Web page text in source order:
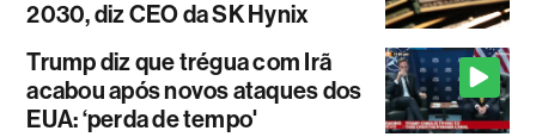
2030, diz CEO da SK Hynix
Trump diz que trégua com Irã
acabou após novos ataques dos
EUA: ‘perda de tempo'